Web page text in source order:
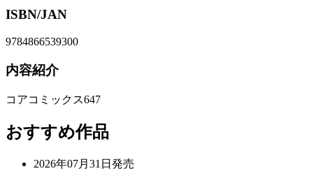
ISBN/JAN
9784866539300
内容紹介
コアコミックス647
おすすめ作品
2026年07月31日 発売